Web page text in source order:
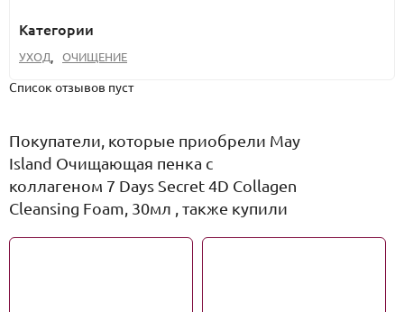
Категории
УХОД, ОЧИЩЕНИЕ
Список отзывов пуст
Покупатели, которые приобрели May
Island Очищающая пенка с
коллагеном 7 Days Secret 4D Collagen
Cleansing Foam, 30мл , также купили